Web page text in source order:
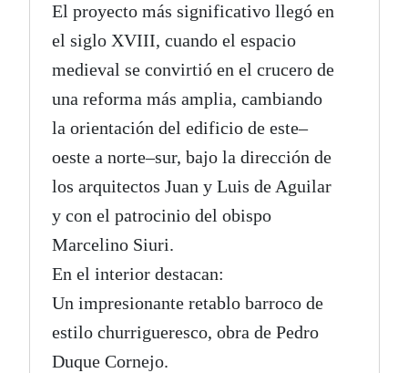
El proyecto más significativo llegó en
el siglo XVIII, cuando el espacio
medieval se convirtió en el crucero de
una reforma más amplia, cambiando
la orientación del edificio de este–
oeste a norte–sur, bajo la dirección de
los arquitectos Juan y Luis de Aguilar
y con el patrocinio del obispo
Marcelino Siuri.
En el interior destacan:
Un impresionante retablo barroco de
estilo churrigueresco, obra de Pedro
Duque Cornejo.